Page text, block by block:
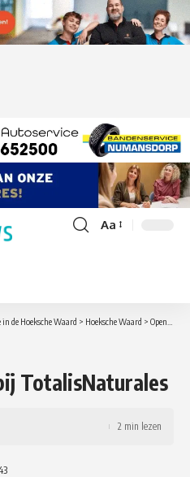
Lettergrootte
Aa
de Hoeksche Waard > Hoeksche Waard > Open Imkerijdag bij TotalisNaturales
TotalisNaturales
2 min lezen